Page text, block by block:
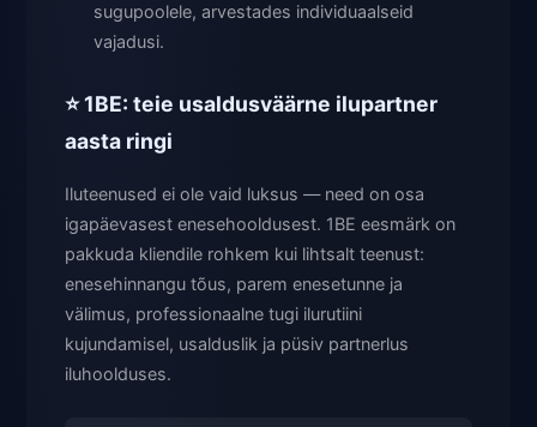
sugupoolele, arvestades individuaalseid
vajadusi.
⭐ 1BE: teie usaldusväärne ilupartner
aasta ringi
Iluteenused ei ole vaid luksus — need on osa
igapäevasest enesehooldusest. 1BE eesmärk on
pakkuda kliendile rohkem kui lihtsalt teenust:
enesehinnangu tõus, parem enesetunne ja
välimus, professionaalne tugi ilurutiini
kujundamisel, usalduslik ja püsiv partnerlus
iluhoolduses.